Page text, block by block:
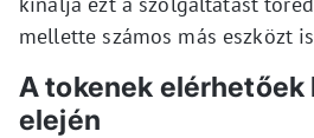
mellette számos más eszközt
A tokenek elérhetőek
elején